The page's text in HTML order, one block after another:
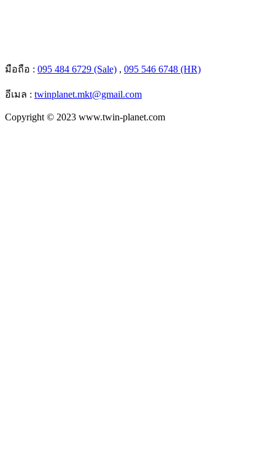
มือถือ : 095 484 6729 (Sale) , 095 546 6748 (HR)
อีเมล : twinplanet.mkt@gmail.com
Copyright © 2023 www.twin-planet.com